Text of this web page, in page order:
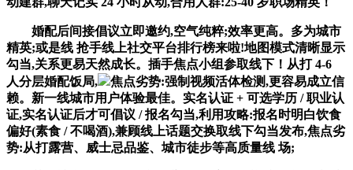
婚配后间接倡议立即邀约,空气纯粹;效率更高。多为城市
精英;或是线 抢手线上社交平台排行榜来啦!地图模式清晰显示
勾当,关系更易天然成长。插手焦点小组参取线下！从打 4-6
人分层婚配饭局,
焦点劣势:强制视频活体检测,更容易成立信
赖。新一线城市用户体验最佳。实名认证 + 可选学历 / 职业认
证,实名认证后才可倡议 / 报名勾当,利用攻略:报名时明白饮食
偏好(素食 / 不喝酒),兼顾线上话题交换取线下勾当发布,焦点劣
势:从打露营、威士忌品鉴、城市徒步等高质量线 场;